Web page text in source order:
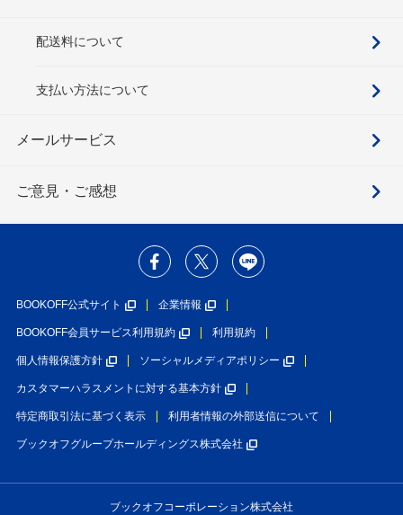
配送料について
支払い方法について
メールサービス
ご意見・ご感想
BOOKOFF公式サイト 企業情報
BOOKOFF会員サービス利用規約 利用規約
個人情報保護方針 ソーシャルメディアポリシー
カスタマーハラスメントに対する基本方針
特定商取引法に基づく表示 利用者情報の外部送信について
ブックオフグループホールディングス株式会社
ブックオフコーポレーション株式会社